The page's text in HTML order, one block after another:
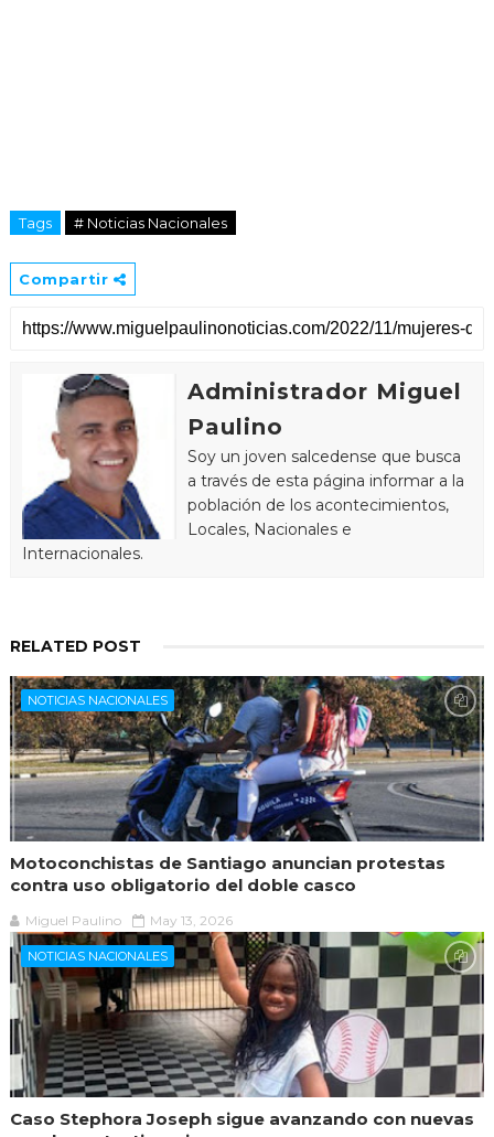
Tags # Noticias Nacionales
Compartir
Administrador Miguel
Paulino
Soy un joven salcedense que busca
a través de esta página informar a la
población de los acontecimientos,
Locales, Nacionales e
Internacionales.
RELATED POST
NOTICIAS NACIONALES
Motoconchistas de Santiago anuncian protestas
contra uso obligatorio del doble casco
Miguel Paulino May 13, 2026
NOTICIAS NACIONALES
Caso Stephora Joseph sigue avanzando con nuevas